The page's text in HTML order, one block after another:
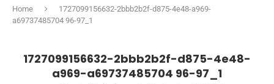
Home
1727099156632-2bbb2b2f-d875-4e48-a969-
a69737485704 96-97_1
1727099156632-2bbb2b2f-d875-4e48-
a969-a69737485704 96-97_1